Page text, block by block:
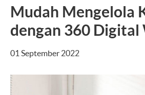
Mudah Mengelola
dengan 360 Digital
01 September 2022